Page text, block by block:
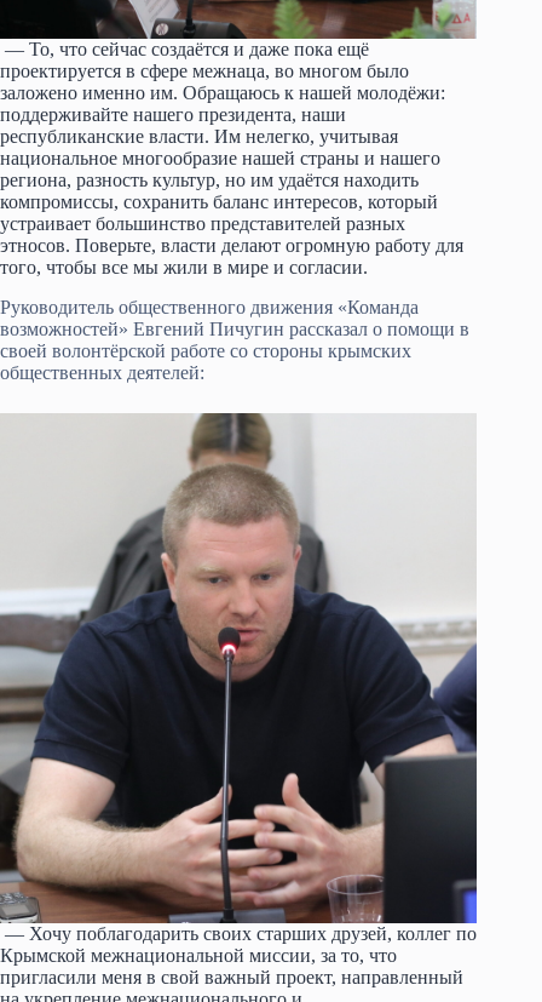
— То, что сейчас создаётся и даже пока ещё
проектируется в сфере межнаца, во многом было
заложено именно им. Обращаюсь к нашей молодёжи:
поддерживайте нашего президента, наши
республиканские власти. Им нелегко, учитывая
национальное многообразие нашей страны и нашего
региона, разность культур, но им удаётся находить
компромиссы, сохранить баланс интересов, который
устраивает большинство представителей разных
этносов. Поверьте, власти делают огромную работу для
того, чтобы все мы жили в мире и согласии.
Руководитель общественного движения «Команда
возможностей» Евгений Пичугин рассказал о помощи в
своей волонтёрской работе со стороны крымских
общественных деятелей:
— Хочу поблагодарить своих старших друзей, коллег по
Крымской межнациональной миссии, за то, что
пригласили меня в свой важный проект, направленный